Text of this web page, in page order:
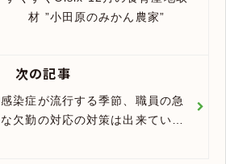
材 ”小田原のみかん農家”
次の記事
感染症が流行する季節、職員の急
な欠勤の対応の対策は出来ていま